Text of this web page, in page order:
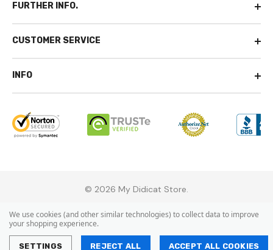
FURTHER INFO.
CUSTOMER SERVICE
INFO
© 2026 My Didicat Store.
We use cookies (and other similar technologies) to collect data to improve
your shopping experience.
SETTINGS REJECT ALL ACCEPT ALL COOKIES